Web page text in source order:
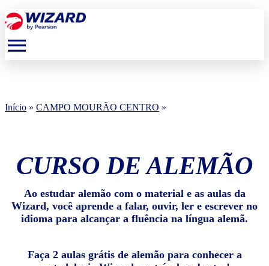
menu
Início » CAMPO MOURÃO CENTRO »
CURSO DE ALEMÃO
Ao estudar alemão com o material e as aulas da
Wizard, você aprende a falar, ouvir, ler e escrever no
idioma para alcançar a fluência na língua alemã.
Faça 2 aulas grátis de alemão para conhecer a